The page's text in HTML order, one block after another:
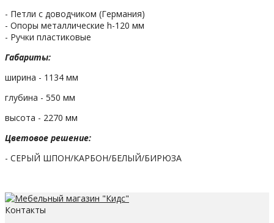
- Петли с доводчиком (Германия)
- Опоры металлические h-120 мм
- Ручки пластиковые
Габариты:
ширина - 1134 мм
глубина - 550 мм
высота - 2270 мм
Цветовое решение:
- СЕРЫЙ ШПОН/КАРБОН/БЕЛЫЙ/БИРЮЗА
Контакты